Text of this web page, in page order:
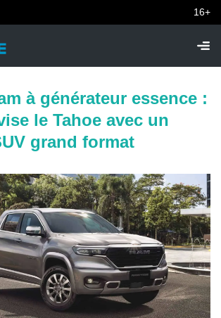
16+
à générateur essence :
le Tahoe avec un
grand format